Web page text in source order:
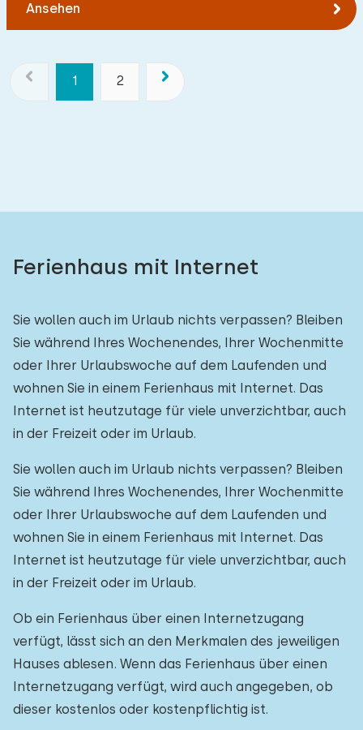
Ansehen
1 2
Ferienhaus mit Internet
Sie wollen auch im Urlaub nichts verpassen? Bleiben
Sie während Ihres Wochenendes, Ihrer Wochenmitte
oder Ihrer Urlaubswoche auf dem Laufenden und
wohnen Sie in einem Ferienhaus mit Internet. Das
Internet ist heutzutage für viele unverzichtbar, auch
in der Freizeit oder im Urlaub.
Sie wollen auch im Urlaub nichts verpassen? Bleiben
Sie während Ihres Wochenendes, Ihrer Wochenmitte
oder Ihrer Urlaubswoche auf dem Laufenden und
wohnen Sie in einem Ferienhaus mit Internet. Das
Internet ist heutzutage für viele unverzichtbar, auch
in der Freizeit oder im Urlaub.
Ob ein Ferienhaus über einen Internetzugang
verfügt, lässt sich an den Merkmalen des jeweiligen
Hauses ablesen. Wenn das Ferienhaus über einen
Internetzugang verfügt, wird auch angegeben, ob
dieser kostenlos oder kostenpflichtig ist.